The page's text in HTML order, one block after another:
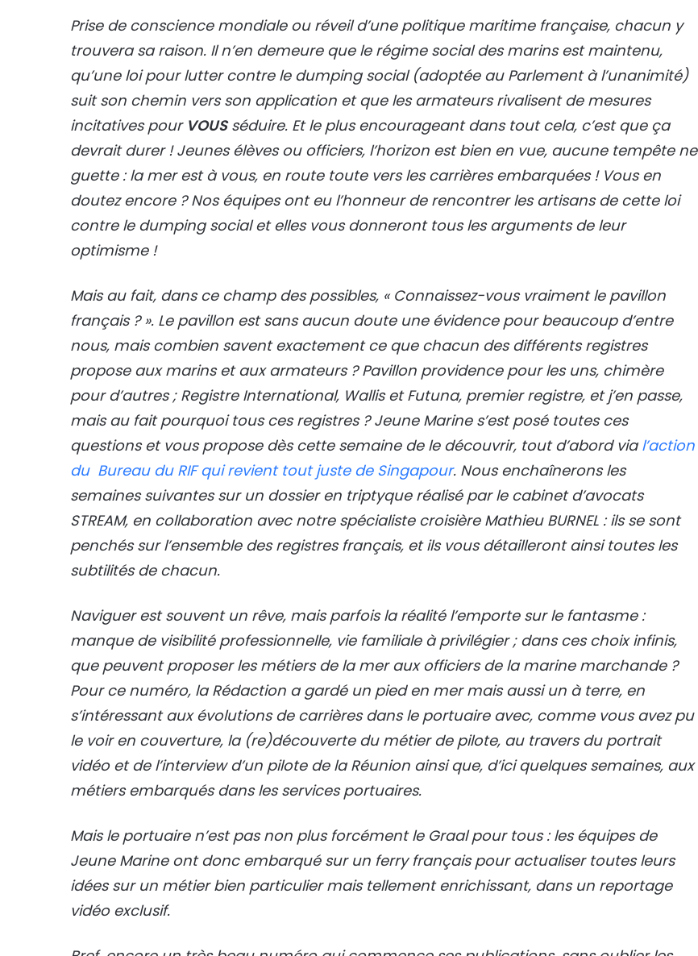
Prise de conscience mondiale ou réveil d’une politique maritime française, chacun y
trouvera sa raison. Il n’en demeure que le régime social des marins est maintenu,
qu’une loi pour lutter contre le dumping social (adoptée au Parlement à l’unanimité)
suit son chemin vers son application et que les armateurs rivalisent de mesures
incitatives pour VOUSséduire. Et le plus encourageant dans tout cela, c’est que ça
devrait durer ! Jeunes élèves ou officiers, l’horizon est bien en vue, aucune tempête ne
guette : la mer est à vous, en route toute vers les carrières embarquées ! Vous en
doutez encore ? Nos équipes ont eu l’honneur de rencontrer les artisans de cette loi
contre le dumping social et elles vous donneront tous les arguments de leur
optimisme !
Mais au fait, dans ce champ des possibles, « Connaissez-vous vraiment le pavillon
français ? ». Le pavillon est sans aucun doute une évidence pour beaucoup d’entre
nous, mais combien savent exactement ce que chacun des différents registres
propose aux marins et aux armateurs ? Pavillon providence pour les uns, chimère
pour d’autres ; Registre International, Wallis et Futuna, premier registre, et j’en passe,
mais au fait pourquoi tous ces registres ? Jeune Marine s’est posé toutes ces
questions et vous propose dès cette semaine de le découvrir, tout d’abord vial’action
du Bureau du RIF qui revient tout juste de Singapour. Nous enchaînerons les
semaines suivantes sur un dossier en triptyque réalisé par le cabinet d’avocats
STREAM, en collaboration avec notre spécialiste croisière Mathieu BURNEL : ils se sont
penchés sur l’ensemble des registres français, et ils vous détailleront ainsi toutes les
subtilités de chacun.
Naviguer est souvent un rêve, mais parfois la réalité l’emporte sur le fantasme :
manque de visibilité professionnelle, vie familiale à privilégier ; dans ces choix infinis,
que peuvent proposer les métiers de la mer aux officiers de la marine marchande ?
Pour ce numéro, la Rédaction a gardé un pied en mer mais aussi un à terre, en
s’intéressant aux évolutions de carrières dans le portuaire avec, comme vous avez pu
le voir en couverture, la (re)découverte du métier de pilote, au travers du portrait
vidéo et de l’interview d’un pilote de la Réunion ainsi que, d’ici quelques semaines, aux
métiers embarqués dans les services portuaires.
Mais le portuaire n’est pas non plus forcément le Graal pour tous : les équipes de
Jeune Marine ont donc embarqué sur un ferry français pour actualiser toutes leurs
idées sur un métier bien particulier mais tellement enrichissant, dans un reportage
vidéo exclusif.